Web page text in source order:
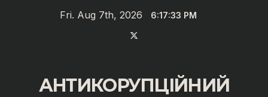
Fri. Aug 7th, 2026 6:17:33 PM
АНТИКОРУПЦІЙНИЙ